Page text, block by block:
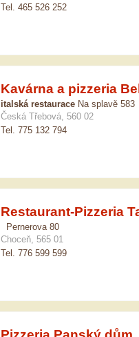
Tel. 465 526 252
Kavárna a pizzeria
italská restaurace Na splavě 583
Česká Třebová, 560 02
Tel. 775 132 794
Restaurant-Pizzeria
Pernerova 80
Choceň, 565 01
Tel. 776 599 599